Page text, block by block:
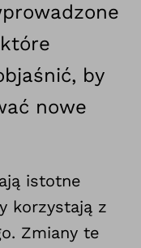
by
nowe
istotne
korzystają z
Zmiany te